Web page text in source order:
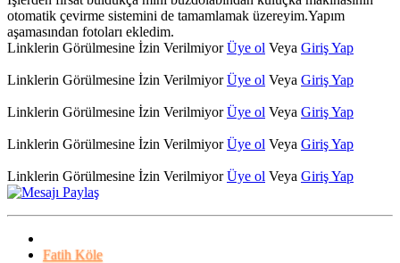
otomatik çevirme sistemini de tamamlamak üzereyim.Yapım
aşamasından fotoları ekledim.
Linklerin Görülmesine İzin VerilmiyorÜye ol Veya Giriş Yap
Linklerin Görülmesine İzin VerilmiyorÜye ol Veya Giriş Yap
Linklerin Görülmesine İzin VerilmiyorÜye ol Veya Giriş Yap
Linklerin Görülmesine İzin VerilmiyorÜye ol Veya Giriş Yap
Linklerin Görülmesine İzin VerilmiyorÜye ol Veya Giriş Yap
Fatih Köle